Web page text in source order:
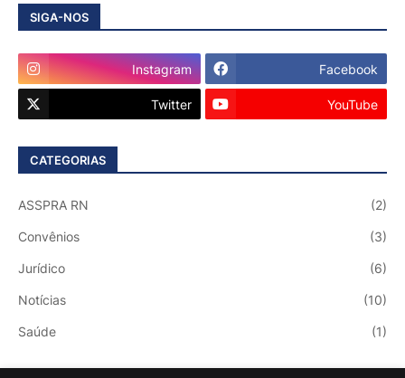
SIGA-NOS
Instagram Facebook
Twitter YouTube
CATEGORIAS
ASSPRA RN (2)
Convênios (3)
Jurídico (6)
Notícias (10)
Saúde (1)